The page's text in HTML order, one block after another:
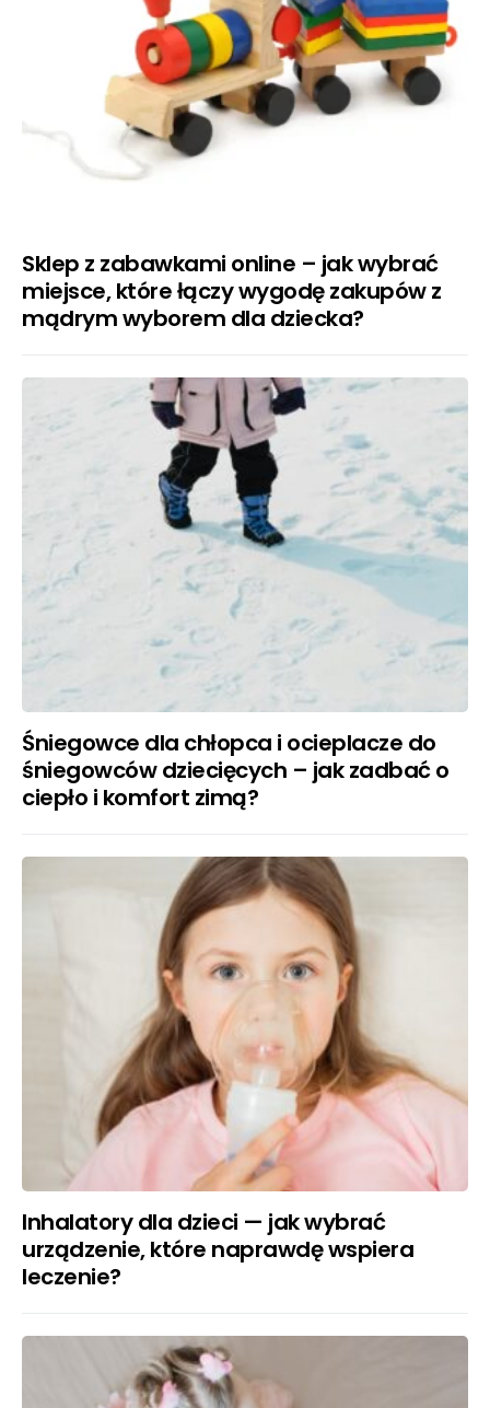
Sklep z zabawkami online – jak wybrać
miejsce, które łączy wygodę zakupów z
mądrym wyborem dla dziecka?
Śniegowce dla chłopca i ocieplacze do
śniegowców dziecięcych – jak zadbać o
ciepło i komfort zimą?
Inhalatory dla dzieci — jak wybrać
urządzenie, które naprawdę wspiera
leczenie?